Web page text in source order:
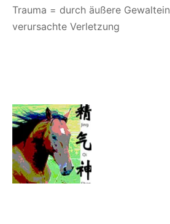
Trauma = durch äußere
verursachte Verletzung